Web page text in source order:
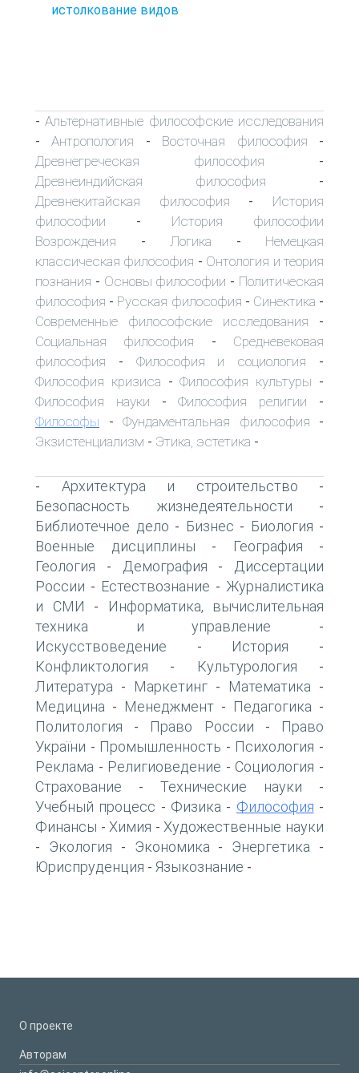
истолкование видов
-Альтернативные философские исследования
-Антропология - Восточная философия -
Древнегреческая философия -
Древнеиндийская философия -
Древнекитайская философия - История
философии - История философии
Возрождения - Логика - Немецкая
классическая философия - Онтология и теория
познания - Основы философии - Политическая
философия - Русская философия - Синектика -
Современные философские исследования -
Социальная философия - Средневековая
философия - Философия и социология -
Философия кризиса -Философия культуры -
Философия науки -Философия религии -
Философы - Фундаментальная философия -
Экзистенциализм - Этика, эстетика -
- Архитектура и строительство -
Безопасность жизнедеятельности -
Библиотечное дело - Бизнес - Биология -
Военные дисциплины - География -
Геология - Демография -
Диссертации
России - Естествознание - Журналистика
и СМИ -
Информатика, вычислительная
техника и управление -
Искусствоведение - История -
Конфликтология - Культурология -
Литература - Маркетинг - Математика -
Медицина - Менеджмент - Педагогика -
Политология - Право России -
Право
України - Промышленность - Психология -
Реклама - Религиоведение - Социология -
Страхование - Технические науки -
Учебный процесс - Физика - Философия -
Финансы - Химия - Художественные науки
- Экология - Экономика - Энергетика -
Юриспруденция - Языкознание -
О проекте
Авторам